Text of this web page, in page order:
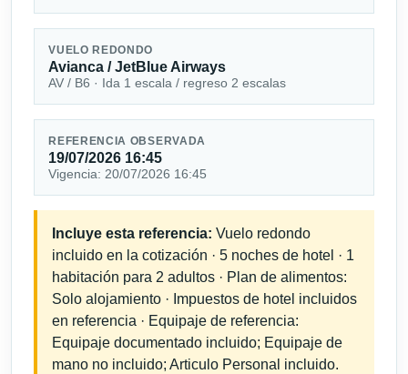
VUELO REDONDO
Avianca / JetBlue Airways
AV / B6 · Ida 1 escala / regreso 2 escalas
REFERENCIA OBSERVADA
19/07/2026 16:45
Vigencia: 20/07/2026 16:45
Incluye esta referencia: Vuelo redondo
incluido en la cotización · 5 noches de hotel · 1
habitación para 2 adultos · Plan de alimentos:
Solo alojamiento · Impuestos de hotel incluidos
en referencia · Equipaje de referencia:
Equipaje documentado incluido; Equipaje de
mano no incluido; Articulo Personal incluido.